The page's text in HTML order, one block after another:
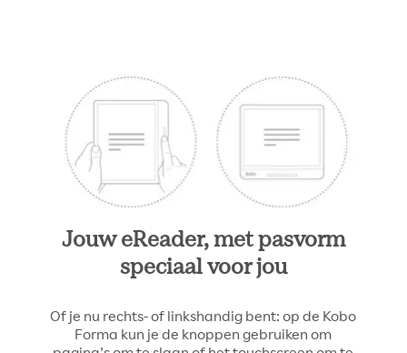
Jouw eReader, met pasvorm
speciaal voor jou
Of je nu rechts- of linkshandig bent: op de Kobo
Forma kun je de knoppen gebruiken om